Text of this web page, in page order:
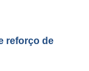
reforço de